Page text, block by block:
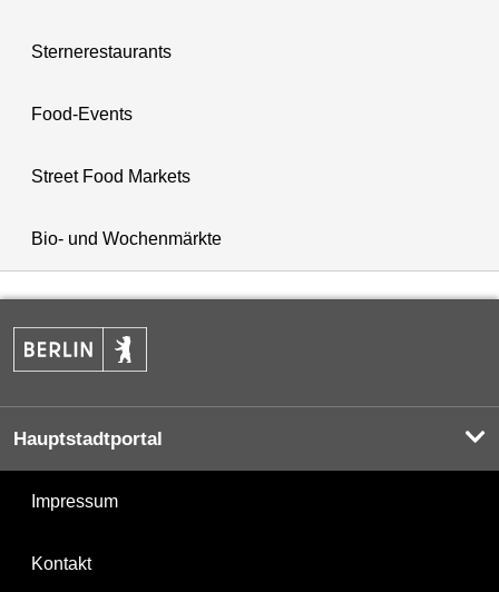
Sternerestaurants
Food-Events
Street Food Markets
Bio- und Wochenmärkte
Hauptstadtportal
Impressum
Kontakt